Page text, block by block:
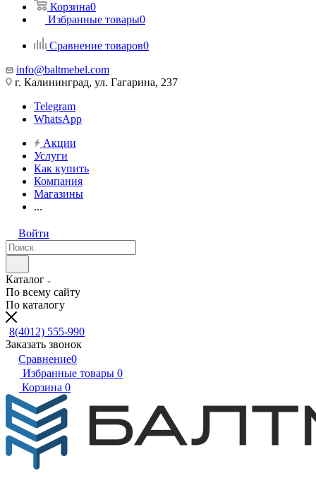
Корзина0
Избранные товары0
Сравнение товаров0
info@baltmebel.com
г. Калининград, ул. Гагарина, 237
Telegram
WhatsApp
Акции
Услуги
Как купить
Компания
Магазины
...
Войти
Каталог
По всему сайту
По каталогу
8(4012) 555-990
Заказать звонок
Сравнение0
Избранные товары 0
Корзина 0